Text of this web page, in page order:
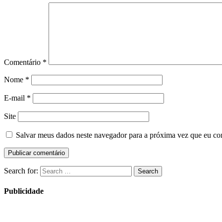
Comentário *
Nome *
E-mail *
Site
Salvar meus dados neste navegador para a próxima vez que eu
Search for: Search
Publicidade